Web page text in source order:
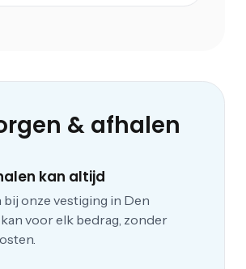
& afhalen
kan altijd
bij onze vestiging in Den
voor elk bedrag, zonder